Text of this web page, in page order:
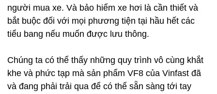
người mua xe. Và bảo hiểm xe hơi là cần thiết và
bắt buộc đối với mọi phương tiện tại hầu hết các
tiểu bang nếu muốn được lưu thông.
Chúng ta có thể thấy những quy trình vô cùng khắt
khe và phức tạp mà sản phẩm VF8 của Vinfast đã
và đang phải trải qua để có thể sẵn sàng tới tay